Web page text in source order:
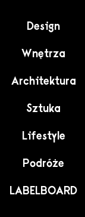
Design
Wnętrza
Architektura
Sztuka
Lifestyle
Podróże
LABELBOARD